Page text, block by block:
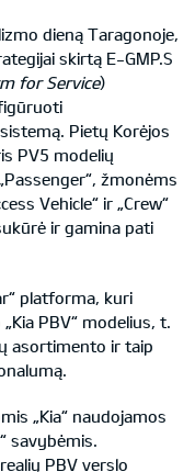
dieną Taragonoje,
skirtą E-GMP.S
for Service)
Pietų Korėjos
PV5 modelių
žmonėms
Vehicle“ ir „Crew“
ir gamina pati
platforma, kuri
PBV“ modelius, t.
asortimento ir taip
„Kia“ naudojamos
savybėmis.
PBV verslo